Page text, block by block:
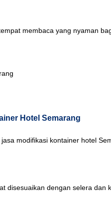
membaca yang nyaman
Hotel Semarang
modifikasi kontainer hotel
disesuaikan dengan selera